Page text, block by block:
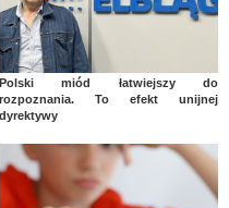
Polski miód łatwiejszy do
rozpoznania. To efekt unijnej
dyrektywy